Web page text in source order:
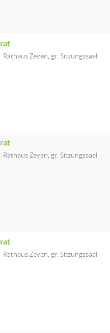
Rathaus Zeven, gr. Sitzungssaal
Rathaus Zeven, gr. Sitzungssaal
Rathaus Zeven, gr. Sitzungssaal